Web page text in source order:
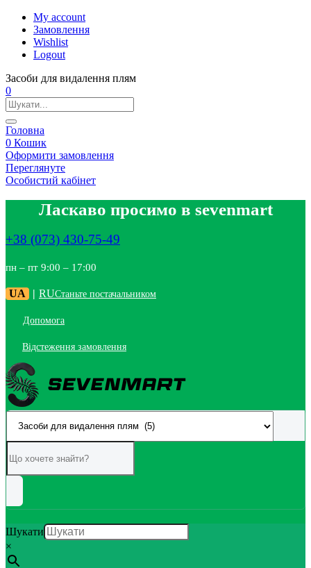
My account
Замовлення
Wishlist
Logout
Засоби для видалення плям
0
Головна
0 Кошик
Оформити замовлення
Переглянуте
Особистий кабінет
Ласкаво просимо в sevenmart
+38 (073) 430-75-49
пн – пт 9:00 – 17:00
UA | RUСтаньте постачальником
Допомога
Відстеження замовлення
Шукати
×